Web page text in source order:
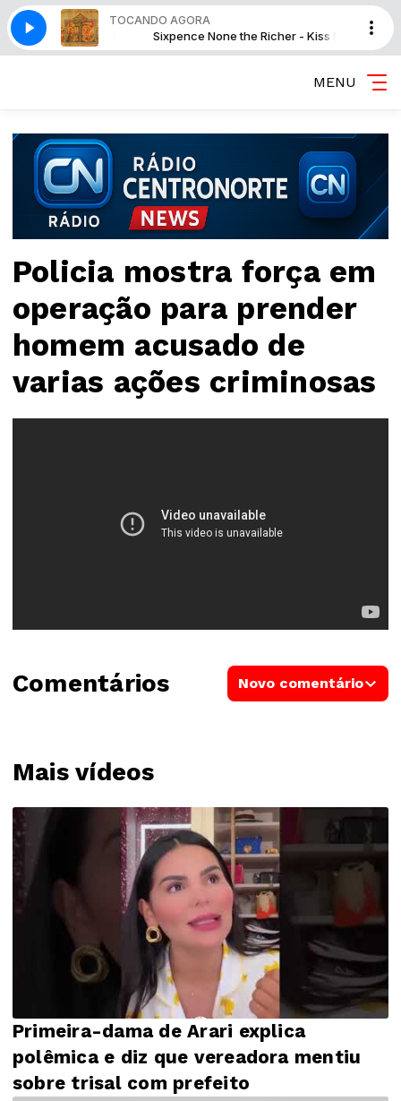
TOCANDO AGORA
- Kiss Me Sixpence None the Richer - Kiss Me
MENU
Policia mostra força em
operação para prender
homem acusado de
varias ações criminosas
Mais vídeos
Primeira-dama de Arari explica
polêmica e diz que vereadora mentiu
sobre trisal com prefeito
Comentários Novo comentário